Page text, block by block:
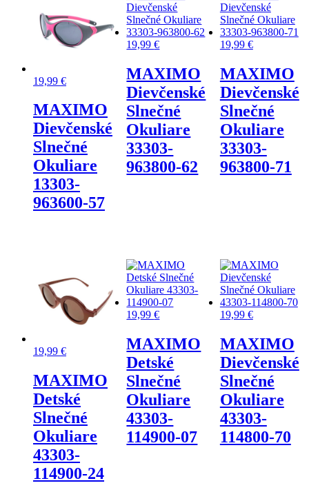
19,99 €
MAXIMO
Dievčenské
Slnečné
Okuliare
13303-
963600-57
19,99€
MAXIMO
Dievčenské
Slnečné
Okuliare
33303-
963800-62
19,99 €
MAXIMO
Dievčenské
Slnečné
Okuliare
33303-
963800-71
19,99 €
MAXIMO
Detské
Slnečné
Okuliare
43303-
114900-24
19,99€
MAXIMO
Detské
Slnečné
Okuliare
43303-
114900-07
19,99 €
MAXIMO
Dievčenské
Slnečné
Okuliare
43303-
114800-70